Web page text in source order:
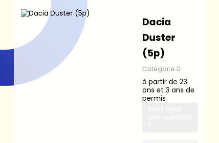
Dacia
Duster
(5p)
Catégorie D
à partir de 23
ans et 3 ans de
permis